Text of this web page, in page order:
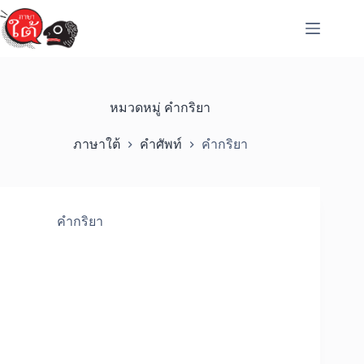
Skip
to
content
หมวดหมู่ คำกริยา
ภาษาใต้ คำศัพท์ คำกริยา
คำกริยา